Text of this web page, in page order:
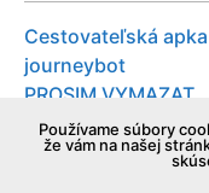
Cestovateľská
journeybot
PROSIM VYMAZAT
Zmizely mi
Finder – vyber a
Používame súbory
že vám na našej